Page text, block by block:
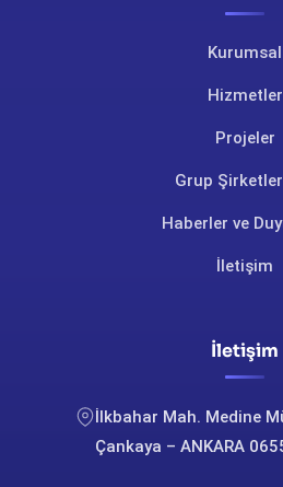
Kurumsal
Hizmetler
Projeler
Grup
Haberler ve
İletişim
İletişim
İlkbahar Mah. Medine
Çankaya – ANKARA